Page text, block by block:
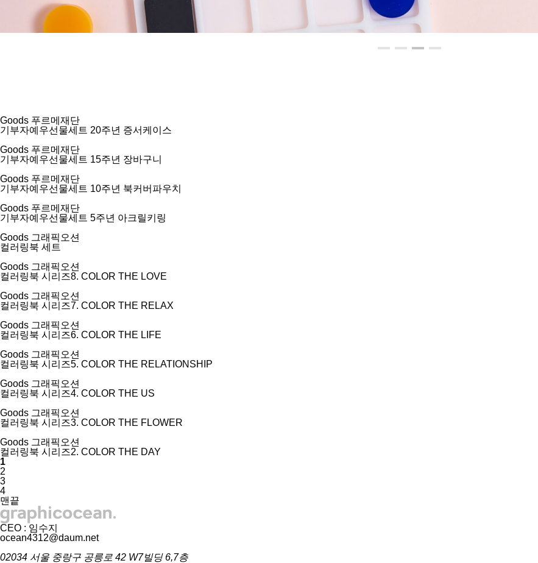
Goods 푸르메재단
기부자예우선물세트 20주년 증서케이스
Goods 푸르메재단
기부자예우선물세트 15주년 장바구니
Goods 푸르메재단
기부자예우선물세트 10주년 북커버파우치
Goods 푸르메재단
기부자예우선물세트 5주년 아크릴키링
Goods 그래픽오션
컬러링북 세트
Goods 그래픽오션
컬러링북 시리즈8. COLOR THE LOVE
Goods 그래픽오션
컬러링북 시리즈7. COLOR THE RELAX
Goods 그래픽오션
컬러링북 시리즈6. COLOR THE LIFE
Goods 그래픽오션
컬러링북 시리즈5. COLOR THE RELATIONSHIP
Goods 그래픽오션
컬러링북 시리즈4. COLOR THE US
Goods 그래픽오션
컬러링북 시리즈3. COLOR THE FLOWER
Goods 그래픽오션
컬러링북 시리즈2. COLOR THE DAY
1
2
3
4
맨끝
CEO : 임수지
ocean4312@daum.net
02034 서울 중랑구 공릉로 42 W7빌딩 6,7층